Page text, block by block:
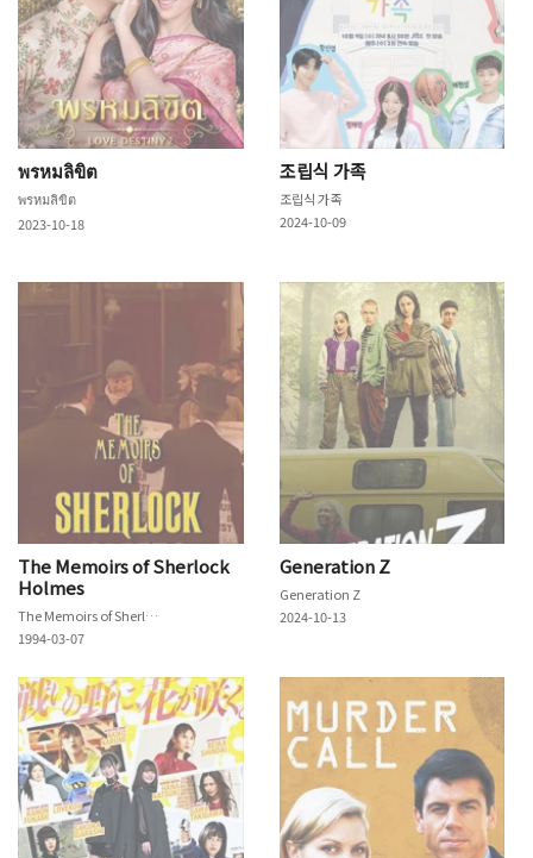
พรหมลิขิต
พรหมลิขิต
2023-10-18
조립식 가족
조립식 가족
2024-10-09
The Memoirs of Sherlock
Holmes
The Memoirs of Sherlock Holmes
1994-03-07
Generation Z
Generation Z
2024-10-13